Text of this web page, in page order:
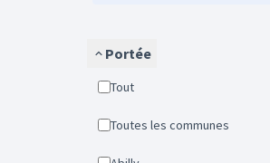
Portée
Tout
Toutes les communes